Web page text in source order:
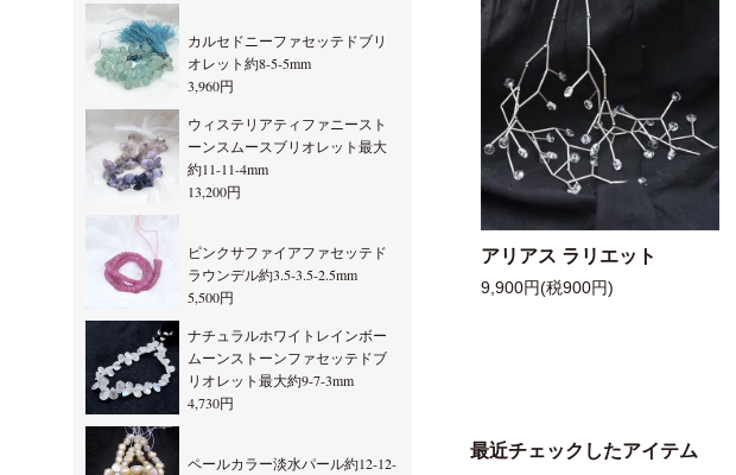
アリアス ラリエット
9,900円(税900円)
最近チェックしたアイテム
カルセドニーファセッテドブリ
オレット約8-5-5mm
3,960円
ウィステリアティファニースト
ーンスムースブリオレット最大
約11-11-4mm
13,200円
ピンクサファイアファセッテド
ラウンデル約3.5-3.5-2.5mm
5,500円
ナチュラルホワイトレインボー
ムーンストーンファセッテドブ
リオレット最大約9-7-3mm
4,730円
ペールカラー淡水パール約12-12-